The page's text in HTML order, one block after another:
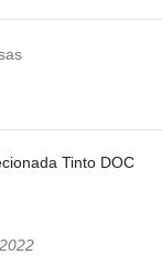
Tinto DOC